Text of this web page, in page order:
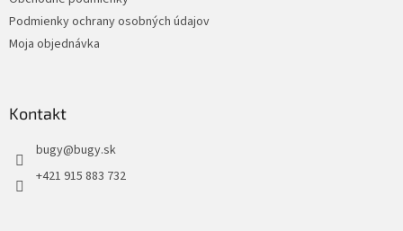
Podmienky ochrany osobných údajov
Moja objednávka
Kontakt
bugy@bugy.sk
+421 915 883 732